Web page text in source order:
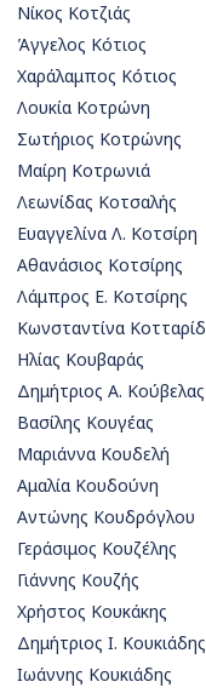
Νίκος Κοτζιάς
Άγγελος Κότιος
Χαράλαμπος Κότιος
Λουκία Κοτρώνη
Σωτήριος Κοτρώνης
Μαίρη Κοτρωνιά
Λεωνίδας Κοτσαλής
Ευαγγελίνα Λ. Κοτσίρη
Αθανάσιος Κοτσίρης
Λάμπρος Ε. Κοτσίρης
Κωνσταντίνα
Ηλίας Κουβαράς
Δημήτριος Α. Κούβελας
Βασίλης Κουγέας
Μαριάννα Κουδελή
Αμαλία Κουδούνη
Αντώνης Κουδρόγλου
Γεράσιμος Κουζέλης
Γιάννης Κουζής
Χρήστος Κουκάκης
Δημήτριος Ι. Κουκιάδης
Ιωάννης Κουκιάδης